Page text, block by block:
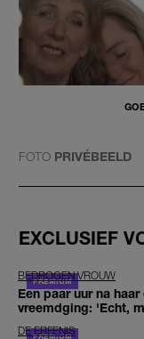
FOTO PRIVÉBEELD
EXCLUSIEF
BEDROGEN VROUW
Een paar uur na
vreemdging: 'Echt,
DE ERFENIS